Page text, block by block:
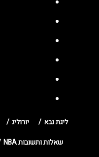
ליגת נבא יורוליג
שאלות ותשובות NBA